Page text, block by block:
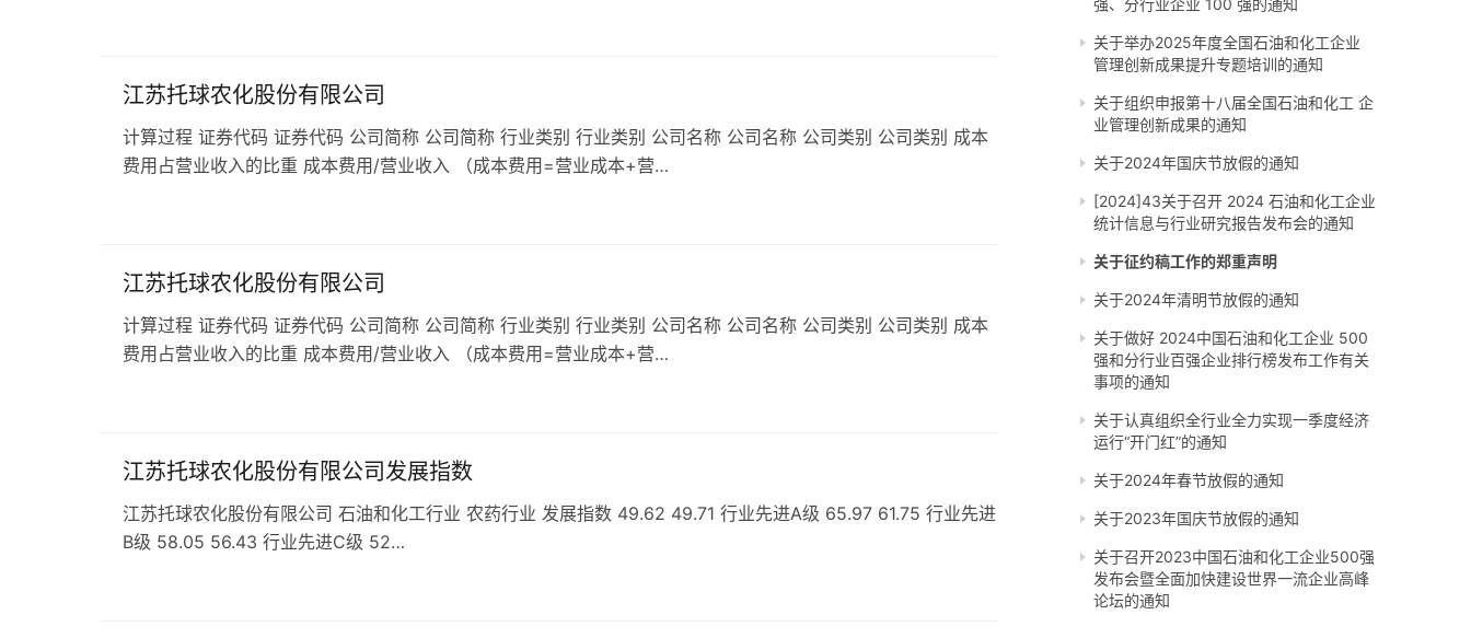
江苏托球农化股份有限公司
计算过程 证券代码 证券代码 公司简称 公司简称 行业类别 行业类别 公司名称 公司名称 公司类别 公司类别 成本
费用占营业收入的比重 成本费用/营业收入 （成本费用=营业成本+营…
江苏托球农化股份有限公司
计算过程 证券代码 证券代码 公司简称 公司简称 行业类别 行业类别 公司名称 公司名称 公司类别 公司类别 成本
费用占营业收入的比重 成本费用/营业收入 （成本费用=营业成本+营…
江苏托球农化股份有限公司发展指数
江苏托球农化股份有限公司 石油和化工行业 农药行业 发展指数 49.62 49.71 行业先进A级 65.97 61.75 行业先进
B级 58.05 56.43 行业先进C级 52…
强、分行业企业 100 强的通知
关于举办2025年度全国石油和化工企业
管理创新成果提升专题培训的通知
关于组织申报第十八届全国石油和化工 企
业管理创新成果的通知
关于2024年国庆节放假的通知
[2024]43关于召开 2024 石油和化工企业
统计信息与行业研究报告发布会的通知
关于征约稿工作的郑重声明
关于2024年清明节放假的通知
关于做好 2024中国石油和化工企业 500
强和分行业百强企业排行榜发布工作有关
事项的通知
关于认真组织全行业全力实现一季度经济
运行“开门红”的通知
关于2024年春节放假的通知
关于2023年国庆节放假的通知
关于召开2023中国石油和化工企业500强
发布会暨全面加快建设世界一流企业高峰
论坛的通知